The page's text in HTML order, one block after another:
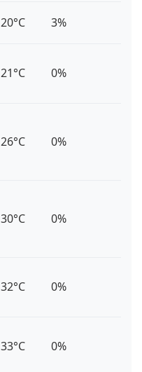
20°C 3%
21°C 0%
26°C 0%
30°C 0%
32°C 0%
33°C 0%